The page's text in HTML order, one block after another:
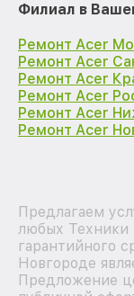
Филиал в
Ремонт Acer
Ремонт Acer
Ремонт Acer
Ремонт Acer
Ремонт Acer
Ремонт Acer
Предлагаем
любых Техники
гарантийного
Новгороде
Предложение